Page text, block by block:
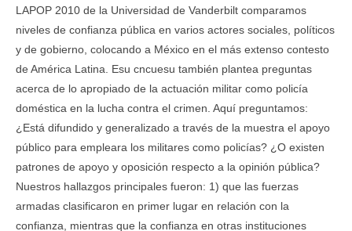
LAPOP 2010 de la Universidad de Vanderbilt comparamos
niveles de confianza pública en varios actores sociales, políticos
y de gobierno, colocando a México en el más extenso contesto
de América Latina. Esu cncuesu también plantea preguntas
acerca de lo apropiado de la actuación militar como policía
doméstica en la lucha contra el crimen. Aquí preguntamos:
¿Está difundido y generalizado a través de la muestra el apoyo
público para empleara los militares como policías? ¿O existen
patrones de apoyo y oposición respecto a la opinión pública?
Nuestros hallazgos principales fueron: 1) que las fuerzas
armadas clasificaron en primer lugar en relación con la
confianza, mientras que la confianza en otras instituciones